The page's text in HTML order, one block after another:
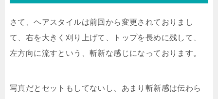
さて、ヘアスタイルは前回から変更されておりまし
て、右を大きく刈り上げて、トップを長めに残して、
左方向に流すという、斬新な感じになっております。
写真だとセットもしてないし、あまり斬新感は伝わら